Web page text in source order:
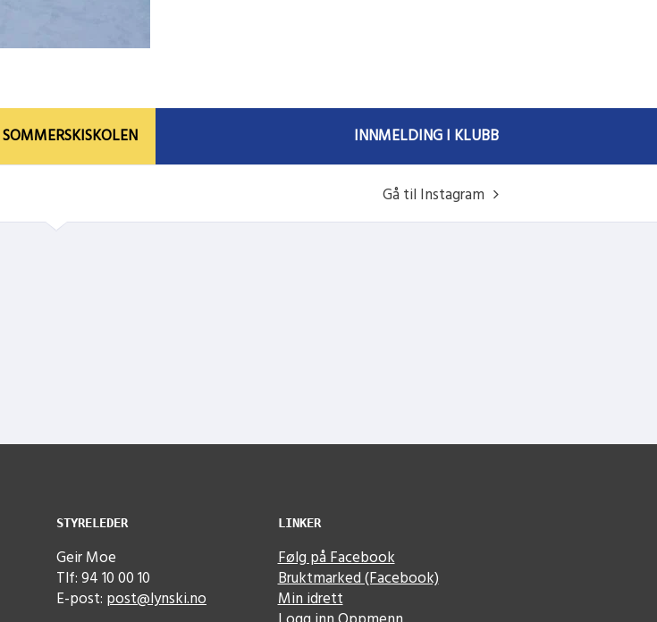
INNMELDING I KLUBB
SOMMERSKISKOLEN
Gå til Instagram
STYRELEDER
Geir Moe
Tlf: 94 10 00 10
E-post: post@lynski.no
LINKER
Følg på Facebook
Bruktmarked (Facebook)
Min idrett